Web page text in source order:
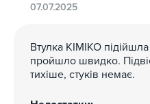
07.07.2025
Втулка KIMIKO
пройшло швидко.
тихіше, стуків немає.